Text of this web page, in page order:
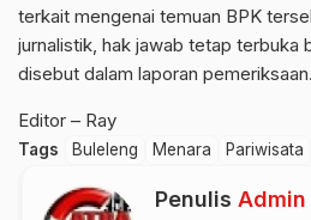
terkait mengenai temuan BPK
jurnalistik, hak jawab tetap terbuka
disebut dalam laporan pemeriksaan.
Editor – Ray
Tags Buleleng Menara Pariwisata
Penulis Admin